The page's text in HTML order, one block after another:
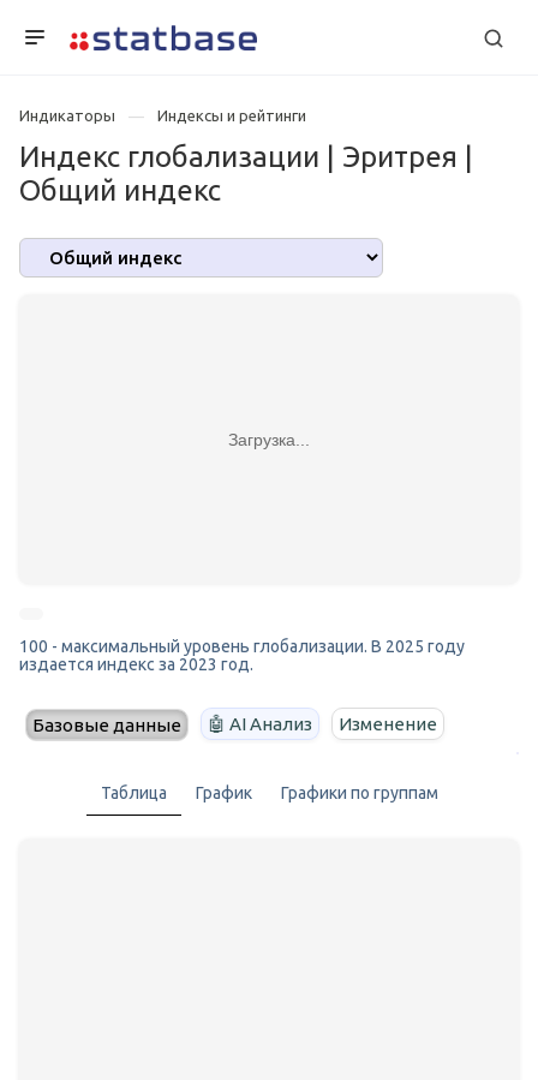
Индикаторы Индексы и рейтинги
Индекс глобализации | Эритрея |
Общий индекс
Загрузка...
100 - максимальный уровень глобализации. В 2025 году
издается индекс за 2023 год.
Базовые данные 🤖 AI Анализ Изменение
Таблица График Графики по группам